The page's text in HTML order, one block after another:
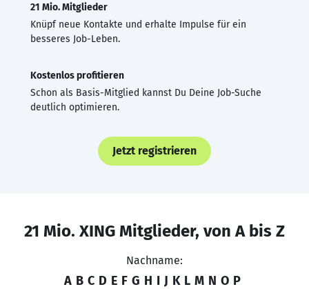
21 Mio. Mitglieder
Knüpf neue Kontakte und erhalte Impulse für ein
besseres Job-Leben.
Kostenlos profitieren
Schon als Basis-Mitglied kannst Du Deine Job-Suche
deutlich optimieren.
Jetzt registrieren
21 Mio. XING Mitglieder, von A bis Z
Nachname:
A B C D E F G H I J K L M N O P